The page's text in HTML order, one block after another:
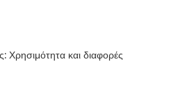
Χρησιμότητα και διαφορές